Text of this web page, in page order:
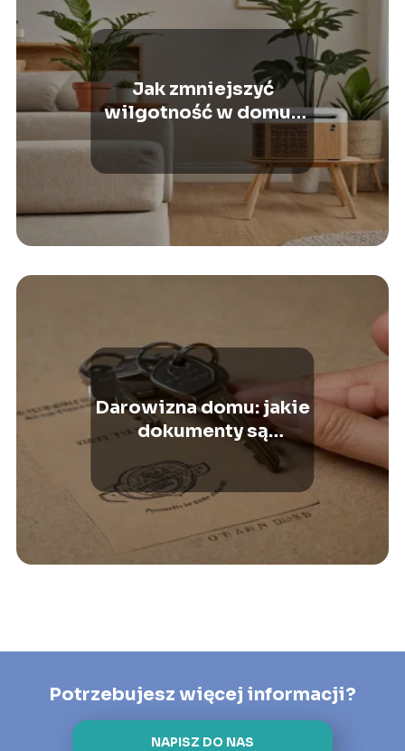
Jak zmniejszyć
wilgotność w domu?
Praktyczne porady
Darowizna domu: jakie
dokumenty są
potrzebne u
notariusza?
Potrzebujesz więcej informacji?
NAPISZ DO NAS